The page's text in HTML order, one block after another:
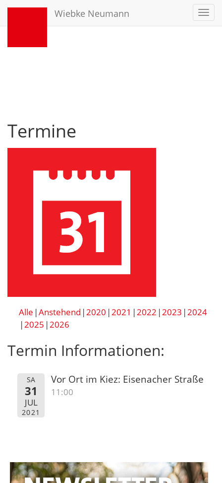
Wiebke Neumann
Termine
Alle Anstehend 2020 2021 2022 2023 2024
2025 2026
Termin Informationen:
SA
31
JUL
2021
Vor Ort im Kiez: Eisenacher Straße
11:00